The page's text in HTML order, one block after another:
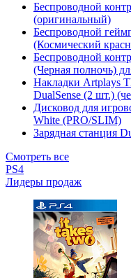
Беспроводной
(оригинальный)
Беспроводной
(Космический
Беспроводной
(Черная полночь)
Накладки Artplays
DualSense (2 шт.)
Дисковод для
White (PRO/SLIM)
Зарядная станция
Смотреть все
PS4
Лидеры продаж